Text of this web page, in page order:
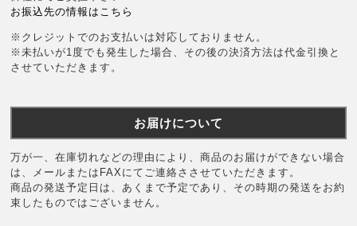
お振込先の情報はこちら
※クレジットでのお支払いは対応しておりません。
※未払いが1度でも発生した場合、その後の決済方法は代金引換と
させていただきます。
お届けについて
万が一、在庫切れなどの理由により、商品のお届けができない場合
は、メールまたはFAXにてご連絡ささせていただきます。
商品の発送予定日は、あくまで予定であり、その時期の発送をお約
束したものではございません。